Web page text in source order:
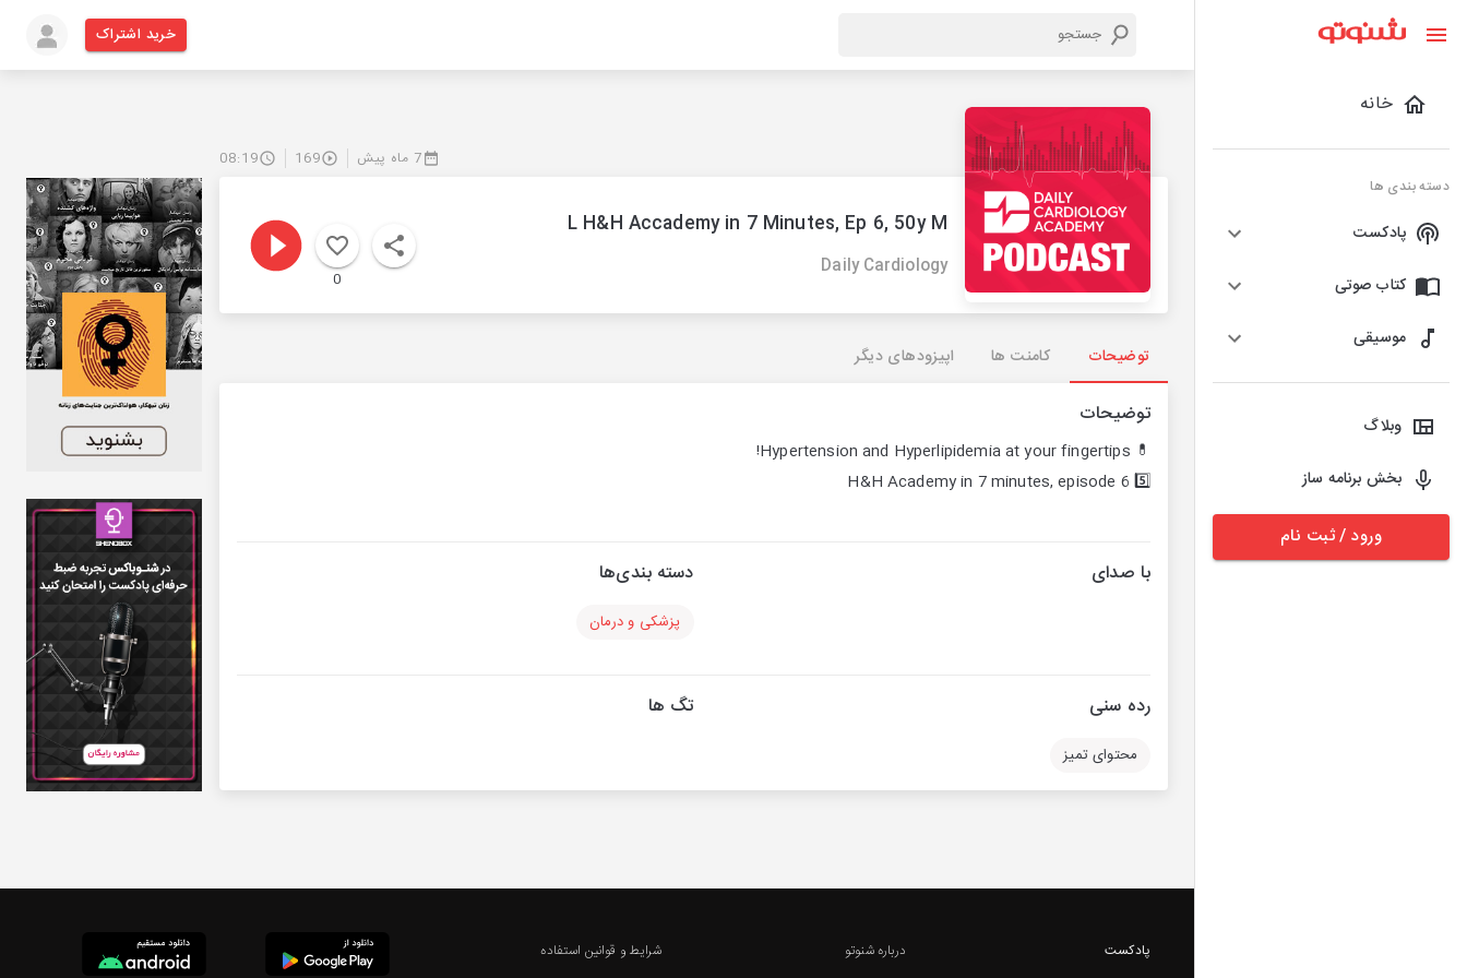
خانه
دسته بندی ها
پادکست
کتاب صوتی
موسیقی
وبلاگ
بخش برنامه ساز
ورود / ثبت نام
خرید اشتراک
7 ماه پیش 169
08:19
L H&H Accademy in 7 Minutes, Ep 6, 50y M
Daily Cardiology
0
توضیحات کامنت ها اپیزودهای دیگر
توضیحات
💊 Hypertension and Hyperlipidemia at your fingertips!
5️⃣ H&H Academy in 7 minutes, episode 6
با صدای دسته بندی‌ها
پزشکی و درمان
رده سنی
محتوای تمیز
تگ ها
پادکست
درباره شنوتو
شرایط و قوانین استفاده